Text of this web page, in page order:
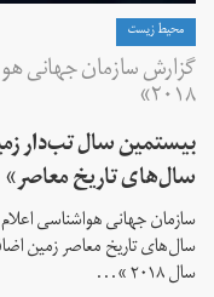
محیط زیست
گزارش سازمان جهانی
۲۰۱۸»
سال‌های تاریخ معاصر»
سال‌های تاریخ معاصر زمین
سال ۲۰۱۸ »...